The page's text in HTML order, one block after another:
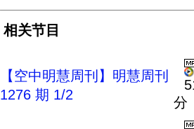
相关节目
【空中明慧周刊】明慧周刊
1276 期 1/2
分